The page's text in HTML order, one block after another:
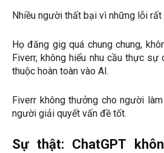
Nhiều người thất bại vì những lỗi rất
Họ đăng gig quá chung chung,
Fiverr, không hiểu nhu cầu thực sự
thuộc hoàn toàn vào AI.
Fiverr không thưởng cho người
người giải quyết vấn đề tốt.
Sự thật: ChatGPT